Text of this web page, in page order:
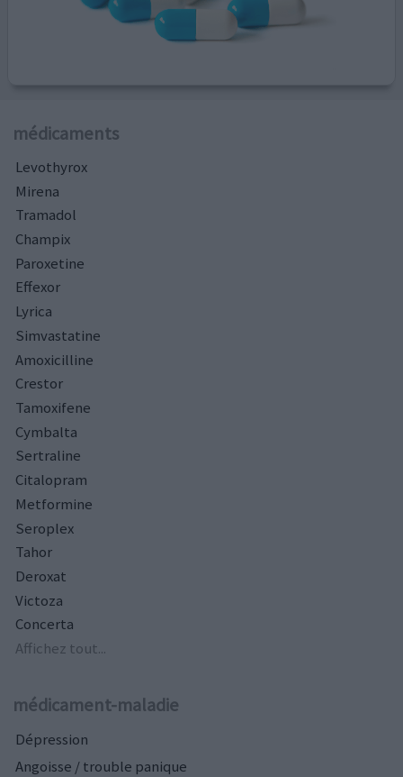
médicaments
Levothyrox
Mirena
Tramadol
Champix
Paroxetine
Effexor
Lyrica
Simvastatine
Amoxicilline
Crestor
Tamoxifene
Cymbalta
Sertraline
Citalopram
Metformine
Seroplex
Tahor
Deroxat
Victoza
Concerta
Affichez tout...
médicament-maladie
Dépression
Angoisse / trouble panique